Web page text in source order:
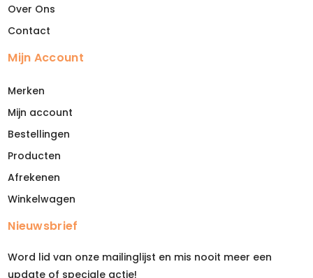
Over Ons
Contact
Mijn Account
Merken
Mijn account
Bestellingen
Producten
Afrekenen
Winkelwagen
Nieuwsbrief
Word lid van onze mailinglijst en mis nooit meer een
update of speciale actie!